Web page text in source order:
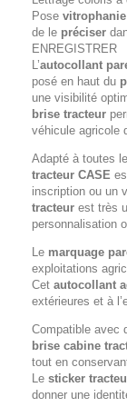
Pose vitrophanie
de le préciser
ENREGISTRER
L’autocollant
posé en haut du
une visibilité
brise tracteur
véhicule agricole
Adapté à toutes
tracteur CASE
inscription ou un
tracteur est très
personnalisation
Le marquage
exploitations
Cet autocollant
extérieures et à
Compatible avec
brise cabine
tout en
Le sticker
donner une